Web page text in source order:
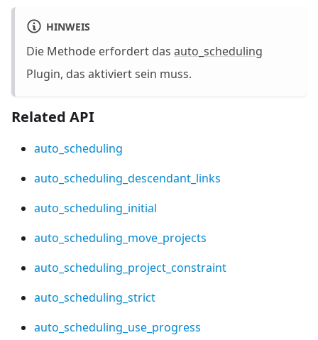
HINWEIS
Die Methode erfordert das auto_scheduling
Plugin, das aktiviert sein muss.
Related API
auto_scheduling
auto_scheduling_descendant_links
auto_scheduling_initial
auto_scheduling_move_projects
auto_scheduling_project_constraint
auto_scheduling_strict
auto_scheduling_use_progress